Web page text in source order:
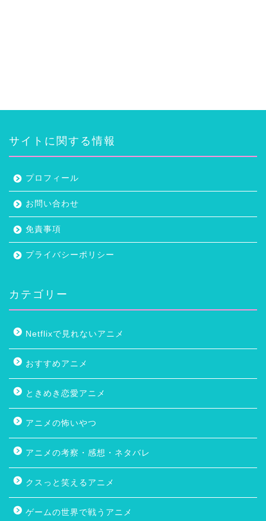
サイトに関する情報
プロフィール
お問い合わせ
免責事項
プライバシーポリシー
カテゴリー
Netflixで見れないアニメ
おすすめアニメ
ときめき恋愛アニメ
アニメの怖いやつ
アニメの考察・感想・ネタバレ
クスっと笑えるアニメ
ゲームの世界で戦うアニメ